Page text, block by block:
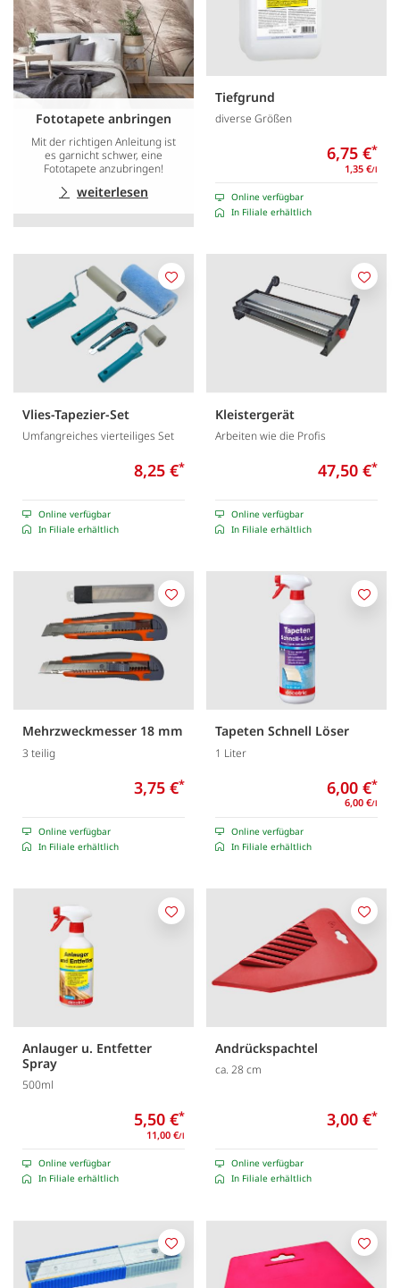
Fototapete anbringen
Mit der richtigen Anleitung ist
es garnicht schwer, eine
Fototapete anzubringen!
weiterlesen
Tiefgrund
diverse Größen
6,75 €*
1,35 €/l
Online verfügbar
In Filiale erhältlich
Vlies-Tapezier-Set
Umfangreiches vierteiliges Set
8,25 €*
Online verfügbar
In Filiale erhältlich
Merken
Kleistergerät
Arbeiten wie die Profis
47,50 €*
Online verfügbar
In Filiale erhältlich
Mehrzweckmesser 18 mm
3 teilig
3,75 €*
Online verfügbar
In Filiale erhältlich
Merken
Tapeten Schnell Löser
1 Liter
6,00 €*
6,00 €/l
Online verfügbar
In Filiale erhältlich
Anlauger u. Entfetter
Spray
500ml
5,50 €*
11,00 €/l
Online verfügbar
In Filiale erhältlich
Merken
Andrückspachtel
ca. 28 cm
3,00 €*
Online verfügbar
In Filiale erhältlich
Merken